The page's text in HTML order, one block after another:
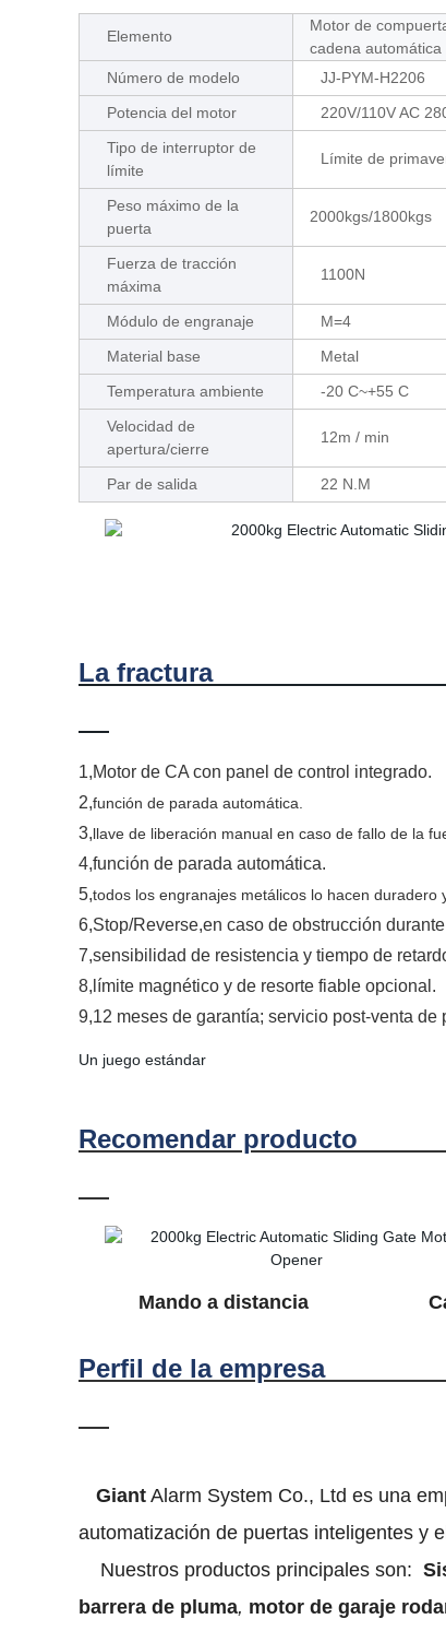
Elemento
Motor de
cadena automática
Número de modelo
JJ-PYM-H2206
Potencia del motor
220V/110V AC
Tipo de interruptor de
límite
Límite de
Peso máximo de la
puerta
2000kgs/1800kgs
Fuerza de tracción
máxima
1100N
Módulo de engranaje
M=4
Material base
Metal
Temperatura ambiente
-20 C~+55 C
Velocidad de
apertura/cierre
12m / min
Par de salida 22 N.M
La
1,Motor de CA con panel de control integrado.
2,función de parada automática.
3,llave de liberación manual en caso de fallo de la
4,función de parada automática.
5,todos los engranajes metálicos lo hacen duradero
6,Stop/Reverse,en caso de obstrucción
7,sensibilidad de resistencia y tiempo de
8,límite magnético y de resorte fiable opcional.
9,12 meses de garantía; servicio post-venta de
Un juego estándar
Mando a distancia Cámara
Perfil de
Giant Alarm System Co., Ltd es una
automatización de puertas inteligentes y
Nuestros productos principales son:
barrera de pluma, motor de garaje